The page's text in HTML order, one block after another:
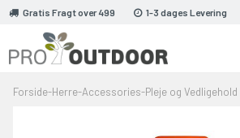
Gratis Fragt over 499 1-3 dages Levering
Forside-Herre-Accessories-Pleje og Vedligehold